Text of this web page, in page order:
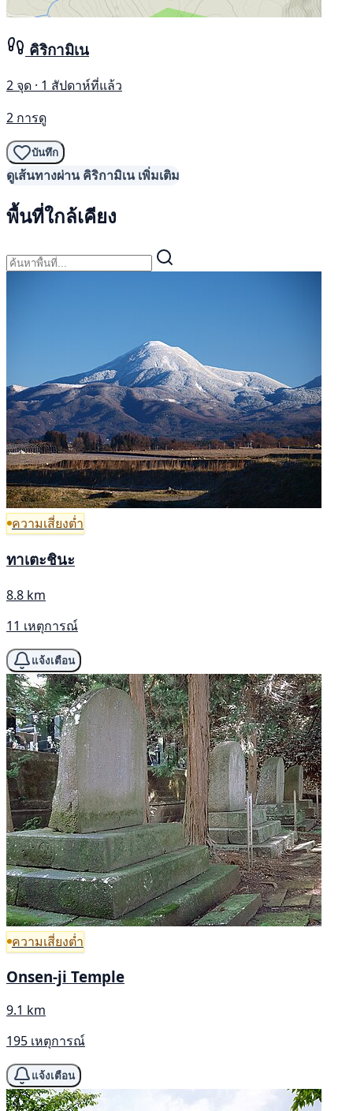
คิริกามิเน
2 จุด · 1 สัปดาห์ที่แล้ว
2 การดู
บันทึก
ดูเส้นทางผ่าน คิริกามิเน เพิ่มเติม
พื้นที่ใกล้เคียง
ความเสี่ยงต่ำ
ทาเตะชินะ
8.8 km
11 เหตุการณ์
แจ้งเตือน
ความเสี่ยงต่ำ
Onsen-ji Temple
9.1 km
195 เหตุการณ์
แจ้งเตือน